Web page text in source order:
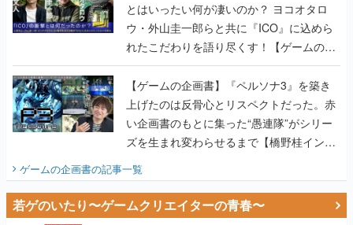
とはいったい何が凄いのか？ ヨコオタロ
ウ・外山圭一郎らと共に『ICO』に込めら
れたこだわりを語り尽くす！【ゲームの企
画書】
【ゲームの企画書】『ペルソナ3』を築き
上げたのは反骨心とリスペクトだった。赤
い企画書のもとに集った“愚連隊”がシリー
ズを生まれ変わらせるまで【橋野桂インタ
ビュー】
ゲームの企画書の記事一覧
若ゲのいたり〜ゲームクリエイターの青春〜